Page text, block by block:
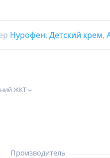
Нурофен, Детский крем,
ЖКТ
Производитель